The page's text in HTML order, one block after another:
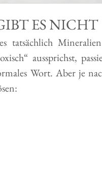
ES NICHT
tatsächlich
aussprichst,
Wort. Aber je